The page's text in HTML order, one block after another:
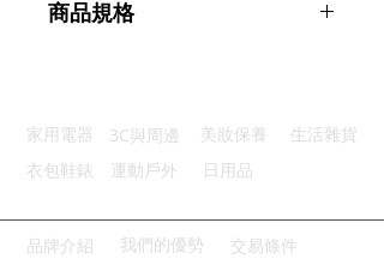
一刮即淨：刮條寬大平整輕鬆去污
商品規格
商品型號：p01_05244788
主要材質：PP+TPR
商品重量(g)：60
產地名稱：中國大陸
家用電器 3C與周邊 美妝保養
生活雜貨
衣包鞋錶
運動戶外 日用品
品牌介紹 我們的優勢 交易條件